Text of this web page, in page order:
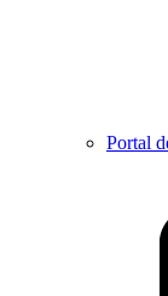
Portal